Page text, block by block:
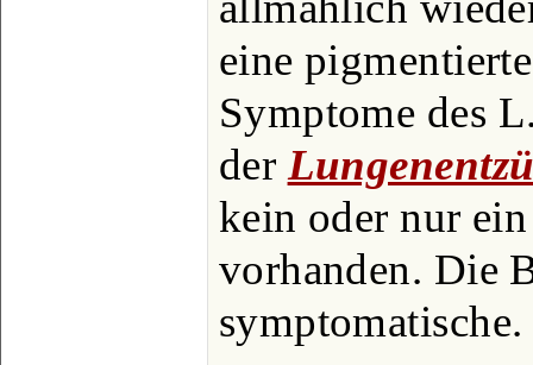
eine
Symptome des
der
kein oder nur
vorhanden. Die
symptomatische.